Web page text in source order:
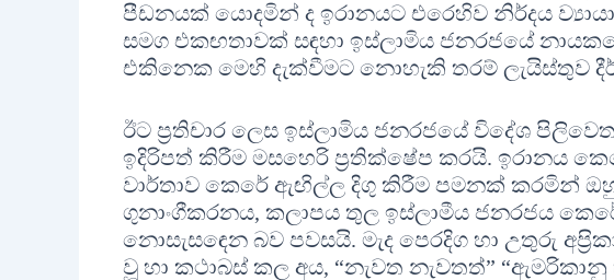
පීඩනයක් යොදමින් ද ඉරානයට එරෙහිව නිර්දය
සමග එකඟතාවක් සඳහා ඉස්ලාමිය ජනරජයේ
එකිනෙක මෙහි දැක්වීමට නොහැකි තරම් ලැයිස්තුව
ඊට ප‍්‍රතිචාර ලෙස ඉස්ලාමිය ජනරජයේ විදේශ
ඉදිරිපත් කිරීම මසහෙරි ප‍්‍රතික්ෂේප කරයි. ඉරානය
වාර්තාව කෙරේ ඇඟිල්ල දිගු කිරීම පමනක් කරමින්
ගුනාංගීකරනය, කලාපය තුල ඉස්ලාමීය ජනරජය
නොසැසඳෙන බව පවසයි. මැද පෙරදිග හා උතුරු
වූ හා කථාබස් කල අය, “නැවත නැවතත්”